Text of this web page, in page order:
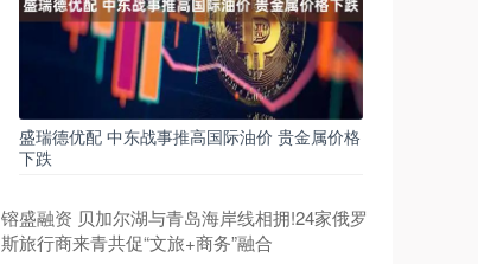
盛瑞德优配 中东战事推高国际油价 贵金属价格
下跌
镕盛融资 贝加尔湖与青岛海岸线相拥!24家俄罗
斯旅行商来青共促“文旅+商务”融合